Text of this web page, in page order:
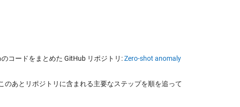
コードをまとめた GitHub リポジトリ:Zero-shot anomaly
あとリポジトリに含まれる主要なステップを順を追って